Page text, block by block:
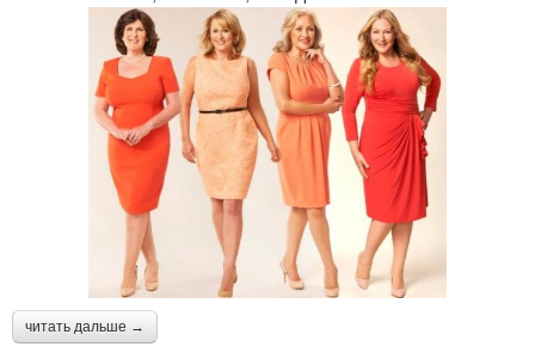
читать дальше →